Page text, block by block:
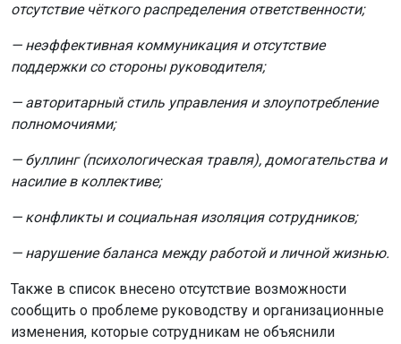
отсутствие чёткого распределения ответственности;
— неэффективная коммуникация и отсутствие
поддержки со стороны руководителя;
— авторитарный стиль управления и злоупотребление
полномочиями;
— буллинг (психологическая травля), домогательства и
насилие в коллективе;
— конфликты и социальная изоляция сотрудников;
— нарушение баланса между работой и личной жизнью.
Также в список внесено отсутствие возможности
сообщить о проблеме руководству и организационные
изменения, которые сотрудникам не объяснили